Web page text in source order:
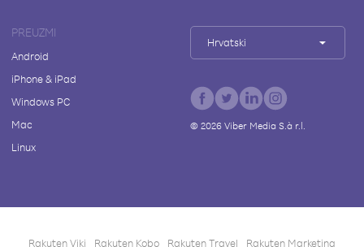
PREUZMI
Android
iPhone & iPad
Windows PC
Mac
Linux
Hrvatski
© 2026Viber Media S.à r.l.
Rakuten Viki Rakuten Kobo Rakuten Travel Rakuten Marketing